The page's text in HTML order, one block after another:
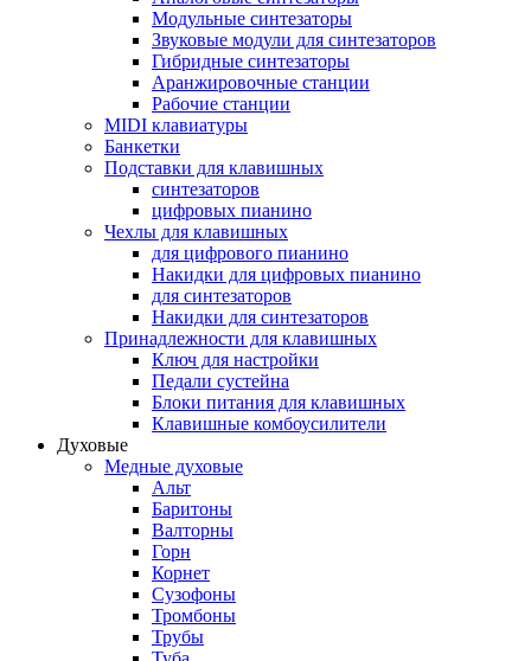
Модульные синтезаторы
Звуковые модули для синтезаторов
Гибридные синтезаторы
Аранжировочные станции
Рабочие станции
MIDI клавиатуры
Банкетки
Подставки для клавишных
синтезаторов
цифровых пианино
Чехлы для клавишных
для цифрового пианино
Накидки для цифровых пианино
для синтезаторов
Накидки для синтезаторов
Принадлежности для клавишных
Ключ для настройки
Педали сустейна
Блоки питания для клавишных
Клавишные комбоусилители
Духовые
Медные духовые
Альт
Баритоны
Валторны
Горн
Корнет
Сузофоны
Тромбоны
Трубы